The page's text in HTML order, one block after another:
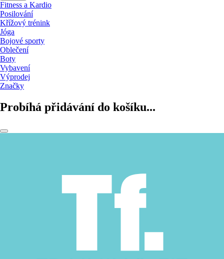
Fitness a Kardio
Posilování
Křížový trénink
Jóga
Bojové sporty
Oblečení
Boty
Vybavení
Výprodej
Značky
Probíhá přidávání do košíku...